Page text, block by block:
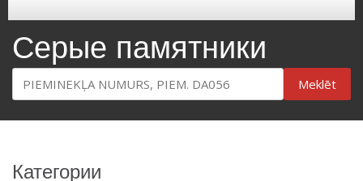
Серые памятники
Meklēt
Категории